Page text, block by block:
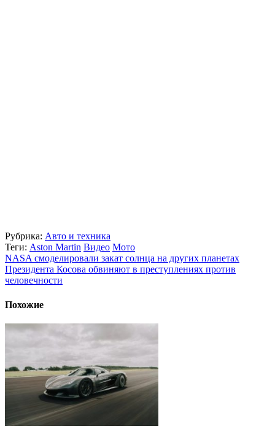
Рубрика: Авто и техника
Теги: Aston Martin Видео Мото
NASA смоделировали закат солнца на других планетах
Президента Косова обвиняют в преступлениях против
человечности
Похожие